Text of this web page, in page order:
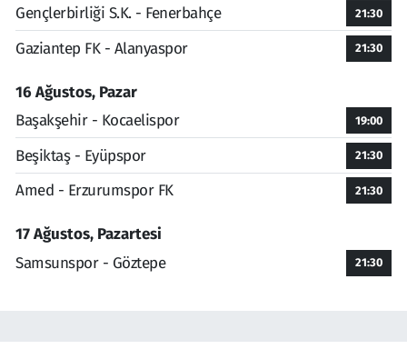
Gençlerbirliği S.K. - Fenerbahçe 21:30
Gaziantep FK - Alanyaspor 21:30
16 Ağustos, Pazar
Başakşehir - Kocaelispor
19:00
Beşiktaş - Eyüpspor 21:30
Amed - Erzurumspor FK 21:30
17 Ağustos, Pazartesi
Samsunspor - Göztepe
21:30